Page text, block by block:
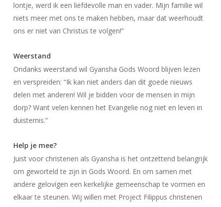
lontje, werd ik een liefdevolle man en vader. Mijn familie wil
niets meer met ons te maken hebben, maar dat weerhoudt
ons er niet van Christus te volgen!”
Weerstand
Ondanks weerstand wil Gyansha Gods Woord blijven lezen
en verspreiden: “Ik kan niet anders dan dit goede nieuws
delen met anderen! Wil je bidden voor de mensen in mijn
dorp? Want velen kennen het Evangelie nog niet en leven in
duisternis.”
Help je mee?
Juist voor christenen als Gyansha is het ontzettend belangrijk
om geworteld te zijn in Gods Woord. En om samen met
andere gelovigen een kerkelijke gemeenschap te vormen en
elkaar te steunen. Wij willen met Project Filippus christenen